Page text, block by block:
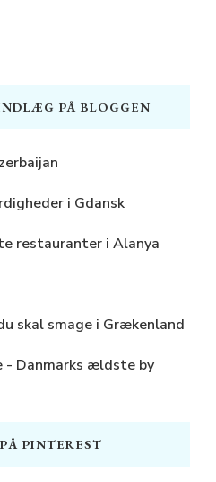
PÅ BLOGGEN
i Gdansk
restauranter i Alanya
skal smage i Grækenland
- Danmarks ældste by
PINTEREST